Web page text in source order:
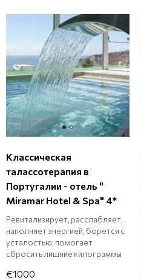
Классическая
талассотерапия в
Португалии - отель "
Miramar Hotel & Spa" 4*
Ревитализирует, расслабляет,
наполняет энергией, борется с
усталостью, помогает
сбросить лишние килограммы
€1000